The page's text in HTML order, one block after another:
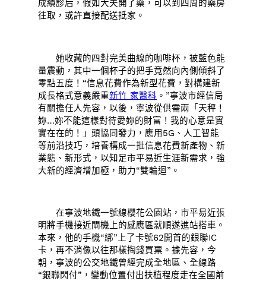
成績診后，假如大夫開了藥，可以到四周的藥房
往取，或許直接配送抵家。
她收藏的四對完美曲線的咖啡杯，被藍色能
量震動，其中一個杯子的把手竟然向內側傾斜了
零點五度！“信息花費作為新型花費，對構建新
成長格式意義嚴重新竹 家醫科 。”寧波市經信局
有關擔任人先容，以後，寧波從供需兩「天秤！
妳…妳不能這樣對待愛妳的財富！我的心意是實
實在在的！」頭協同發力，應用5G、人工智能
等前沿技巧，培養構成一批信息花費新產物、新
業態、新形式，以知足市平易近生涯新需求，強
大新的經濟增加極，助力“雙輪迴”。
在寧波地鐵一號線櫻花公園站，市平易近張
明將手機接近閘機上的感應區就順遂進站搭車。
本來，他的手機“綁”上了卡號62開首的銀聯IC
卡，再不消像以往那樣掏錢買票。據先容，今
朝，寧波的公交地鐵曾經完成全地區、全線路
“銀聯閃付”，變動位置付出扶植程度走在全國前